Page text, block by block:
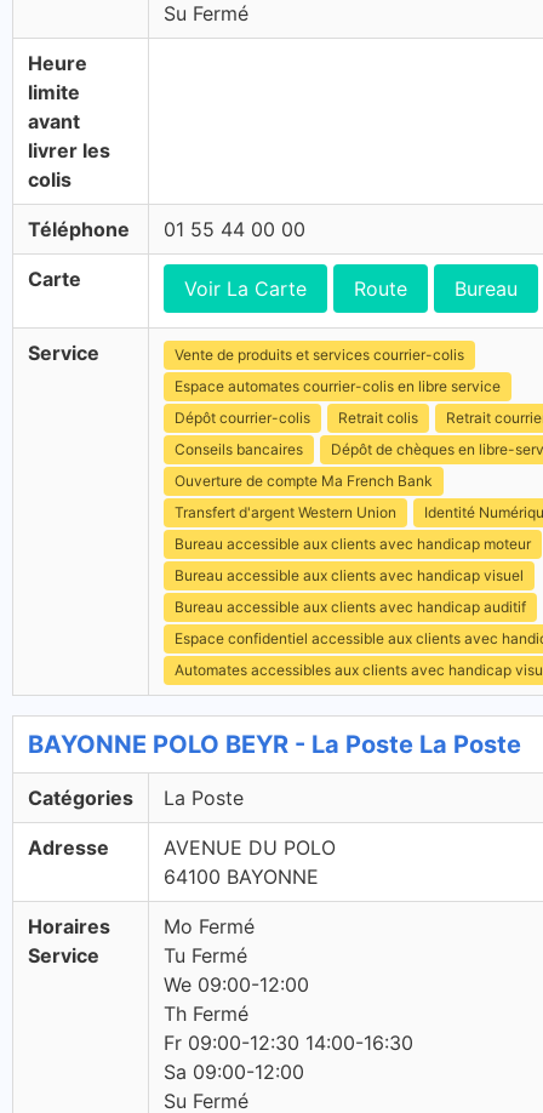
Su Fermé
Heure
limite
avant
livrer les
colis
Téléphone 01 55 44 00 00
Carte Voir La Carte Route Bureau
Service
Vente de produits et services courrier-colis
Espace automates courrier-colis en libre service
Dépôt courrier-colis
Retrait colis
Retrait
Conseils bancaires
Dépôt de chèques en libre-
Ouverture de compte Ma French Bank
Transfert d'argent Western Union
Identité
Bureau accessible aux clients avec handicap moteur
Bureau accessible aux clients avec handicap visuel
Bureau accessible aux clients avec handicap auditif
Espace confidentiel accessible aux clients avec
Automates accessibles aux clients avec handicap
BAYONNE POLO BEYR - La Poste La Poste
Catégories La Poste
Adresse
AVENUE DU POLO
64100 BAYONNE
Horaires
Service
Mo Fermé
Tu Fermé
We 09:00-12:00
Th Fermé
Fr 09:00-12:30 14:00-16:30
Sa 09:00-12:00
Su Fermé